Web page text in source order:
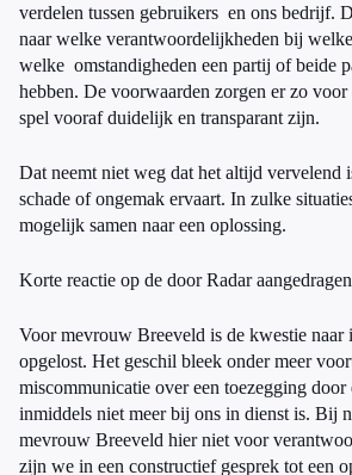
verdelen tussen gebruikers en ons bedrijf.
naar welke verantwoordelijkheden bij
welke omstandigheden een partij of beide
hebben. De voorwaarden zorgen er zo voor
spel vooraf duidelijk en transparant zijn.
Dat neemt niet weg dat het altijd vervelend
schade of ongemak ervaart. In zulke
mogelijk samen naar een oplossing.
Korte reactie op de door Radar
Voor mevrouw Breeveld is de kwestie naar
opgelost. Het geschil bleek onder meer
miscommunicatie over een toezegging door
inmiddels niet meer bij ons in dienst is. Bij
mevrouw Breeveld hier niet voor
zijn we in een constructief gesprek tot een